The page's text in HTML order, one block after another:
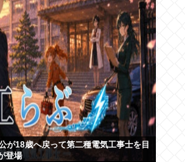
が18歳へ戻って第二種電気工事士を目
登場